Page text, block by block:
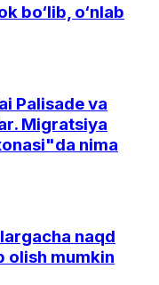
bo‘lib, o‘nlab
Palisade va
Migratsiya
nima
naqd
olish mumkin